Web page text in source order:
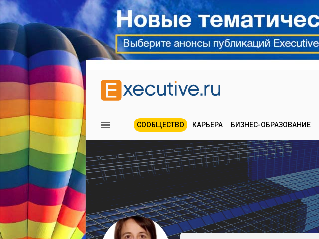
СООБЩЕСТВО КАРЬЕРА БИЗНЕС-ОБРАЗОВАНИЕ